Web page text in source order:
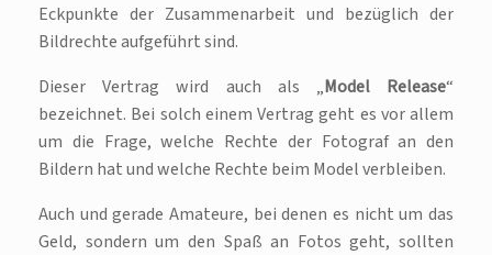
Eckpunkte der Zusammenarbeit und bezüglich der
Bildrechte aufgeführt sind.
Dieser Vertrag wird auch als „Model Release“
bezeichnet. Bei solch einem Vertrag geht es vor allem
um die Frage, welche Rechte der Fotograf an den
Bildern hat und welche Rechte beim Model verbleiben.
Auch und gerade Amateure, bei denen es nicht um das
Geld, sondern um den Spaß an Fotos geht, sollten